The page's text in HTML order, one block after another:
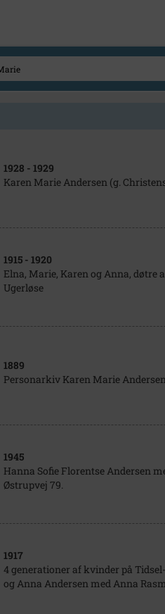
1928 - 1929
Karen Marie Andersen (g.
1915 - 1920
Elna, Marie, Karen og Anna, døtre
Ugerløse
1889
Personarkiv Karen Marie
1945
Hanna Sofie Florentse Andersen
Østrupvej 79.
1917
4 generationer af kvinder på
og Anna Andersen med Anna